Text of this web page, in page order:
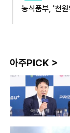
농식품부, '천
아주PICK >